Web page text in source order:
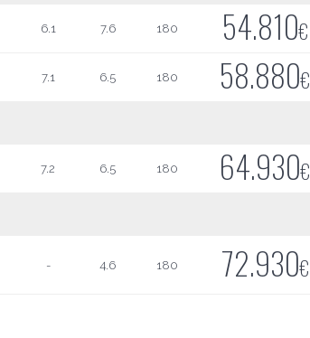
6.1 7.6 180 54.810€
7.1 6.5 180 58.880€
7.2 6.5 180 64.930€
- 4.6 180 72.930€